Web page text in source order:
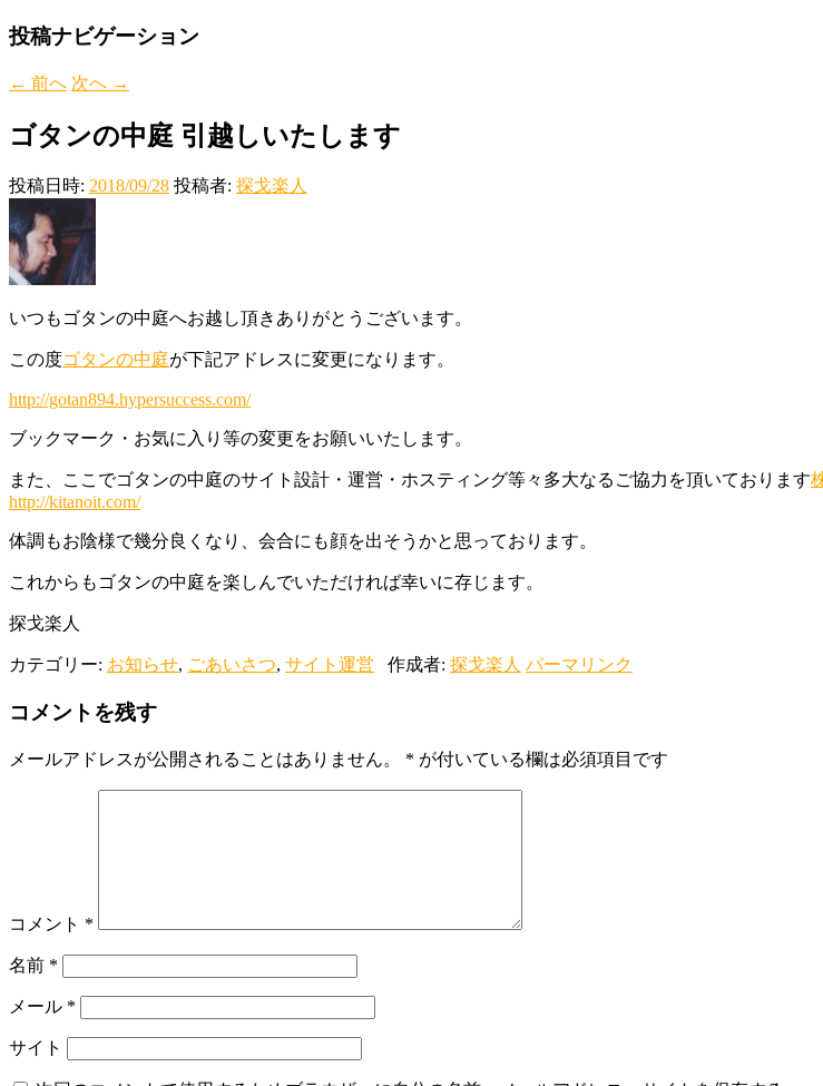
投稿ナビゲーション
← 前へ 次へ →
ゴタンの中庭 引越しいたします
投稿日時: 2018/09/28 投稿者: 探戈楽人
いつもゴタンの中庭へお越し頂きありがとうございます。
この度ゴタンの中庭が下記アドレスに変更になります。
http://gotan894.hypersuccess.com/
ブックマーク・お気に入り等の変更をお願いいたします。
また、ここでゴタンの中庭のサイト設計・運営・ホスティング等々多大なるご協力を頂いております
http://kitanoit.com/
体調もお陰様で幾分良くなり、会合にも顔を出そうかと思っております。
これからもゴタンの中庭を楽しんでいただければ幸いに存じます。
探戈楽人
カテゴリー: お知らせ, ごあいさつ, サイト運営 作成者: 探戈楽人 パーマリンク
コメントを残す
メールアドレスが公開されることはありません。 * が付いている欄は必須項目です
コメント *
名前 *
メール *
サイト